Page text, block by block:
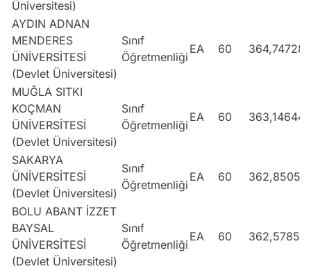
Üniversitesi)
AYDIN ADNAN
MENDERES
ÜNİVERSİTESİ
(Devlet Üniversitesi)
Sınıf
Öğretmenliği
EA 60 364,74728
MUĞLA SITKI
KOÇMAN
ÜNİVERSİTESİ
(Devlet Üniversitesi)
Sınıf
Öğretmenliği
EA 60 363,14644
SAKARYA
ÜNİVERSİTESİ
(Devlet Üniversitesi)
Sınıf
Öğretmenliği
EA 60 362,85057
BOLU ABANT İZZET
BAYSAL
ÜNİVERSİTESİ
(Devlet Üniversitesi)
Sınıf
Öğretmenliği
EA 60 362,57852